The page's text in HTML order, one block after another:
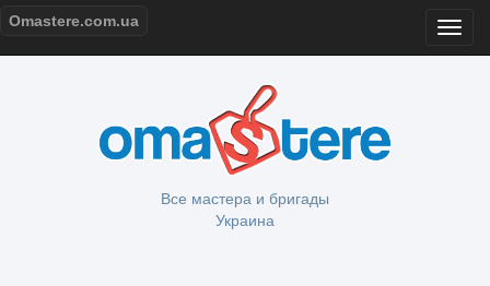
Omastere.com.ua
Все мастера и бригады
Украина